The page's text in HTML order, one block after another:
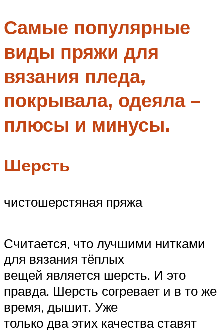
Самые популярные
виды пряжи для
вязания пледа,
покрывала, одеяла –
плюсы и минусы.
Шерсть
чистошерстяная пряжа
Считается, что лучшими нитками
для вязания тёплых
вещей является шерсть. И это
правда. Шерсть согревает и в то же
время, дышит. Уже
только два этих качества ставят